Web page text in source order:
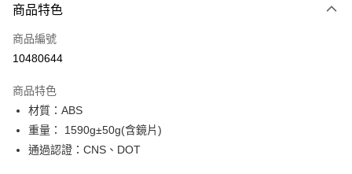
3 期 0 利率 每期
合作金庫商業銀行
上海商業儲蓄銀行
臺灣中小企業銀行
匯豐（台灣）商業銀行
聯邦商業銀行
元大商業銀行
超商取貨付款
LINE Pay
Apple Pay
街口支付
悠遊付
商品特色
商品編號
10480644
商品特色
材質：ABS
重量： 1590g±50g(含鏡片)
通過認證：CNS、DOT